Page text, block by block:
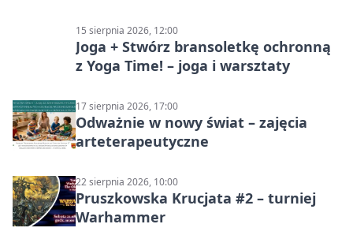
15 sierpnia 2026, 12:00
Joga + Stwórz bransoletkę ochronną
z Yoga Time! – joga i warsztaty
17 sierpnia 2026, 17:00
Odważnie w nowy świat – zajęcia
arteterapeutyczne
22 sierpnia 2026, 10:00
Pruszkowska Krucjata #2 – turniej
Warhammer